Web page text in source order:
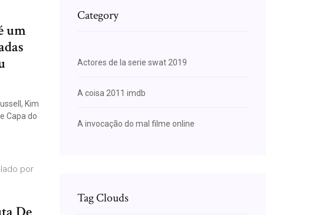
um
Kim
Capa do
por
Category
Actores de la serie swat 2019
A coisa 2011 imdb
A invocação do mal filme online
Tag Clouds